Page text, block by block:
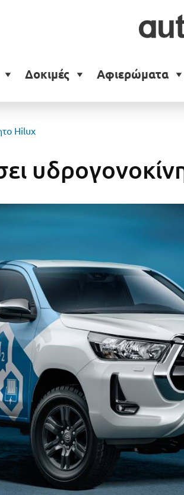
Δοκιμές Αφιερώματα
Hilux